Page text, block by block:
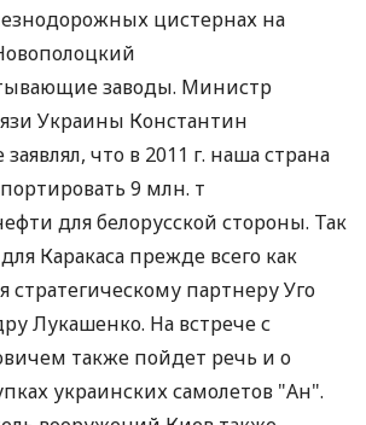
цистернах на
заводы. Министр
Украины Константин
что в 2011 г. наша страна
9 млн. т
для белорусской стороны. Так
Каракаса прежде всего как
стратегическому партнеру Уго
Лукашенко. На встрече с
также пойдет речь и о
украинских самолетов "Ан".